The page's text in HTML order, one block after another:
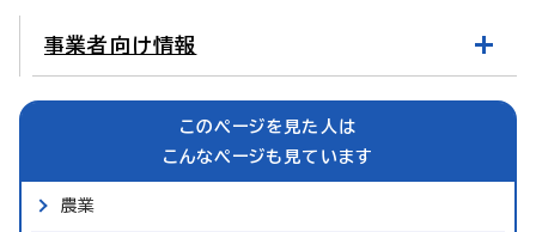
事業者向け情報
このページを見た人は
こんなページも見ています
農業